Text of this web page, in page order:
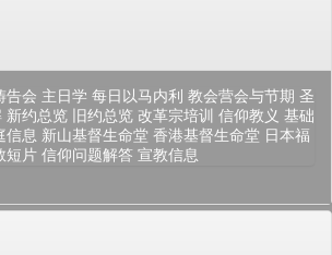
告会 主日学 每日以马内利 教会营会与节期 圣
新约总览 旧约总览 改革宗培训 信仰教义 基础
信息 新山基督生命堂 香港基督生命堂 日本福
短片 信仰问题解答 宣教信息